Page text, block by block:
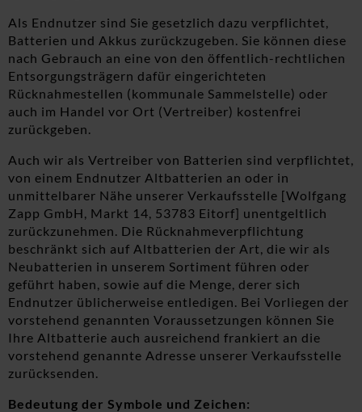
Als Endnutzer sind Sie gesetzlich dazu verpflichtet,
Batterien und Akkus zurückzugeben. Sie können diese
nach Gebrauch an eine von den öffentlich-rechtlichen
Entsorgungsträgern dafür eingerichteten
Rücknahmestellen (kommunale Sammelstelle) oder
auch im Handel vor Ort (Vertreiber) kostenfrei
zurückgeben.
Auch wir als Vertreiber von Batterien sind verpflichtet,
von einem Endnutzer Altbatterien an oder in
unmittelbarer Nähe unserer Verkaufsstelle [Wolfgang
Zapp GmbH, Markt 14, 53783 Eitorf] unentgeltlich
zurückzunehmen. Die Rücknahmeverpflichtung
beschränkt sich auf Altbatterien der Art, die wir als
Neubatterien in unserem Sortiment führen oder
geführt haben, sowie auf die Menge, derer sich
Endnutzer üblicherweise entledigen. Bei Vorliegen der
vorstehend genannten Voraussetzungen können Sie
Ihre Altbatterie auch ausreichend frankiert an die
vorstehend genannte Adresse unserer Verkaufsstelle
zurücksenden.
Bedeutung der Symbole und Zeichen: